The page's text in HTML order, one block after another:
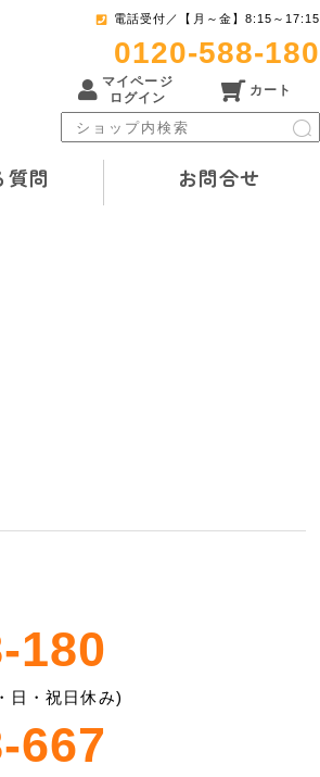
電話受付／【月～金】8:15～17:15
0120-588-180
マイページ
ログイン
カート
質問 お問合せ
180
・祝日休み)
667